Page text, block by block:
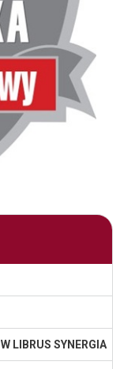
LIBRUS SYNERGIA